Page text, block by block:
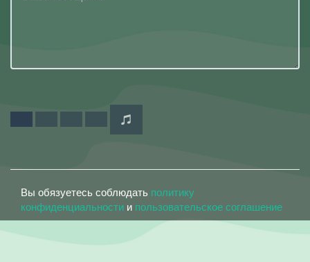
Вы обязуетесь соблюдать политику
конфиденциальности и пользовательское соглашение